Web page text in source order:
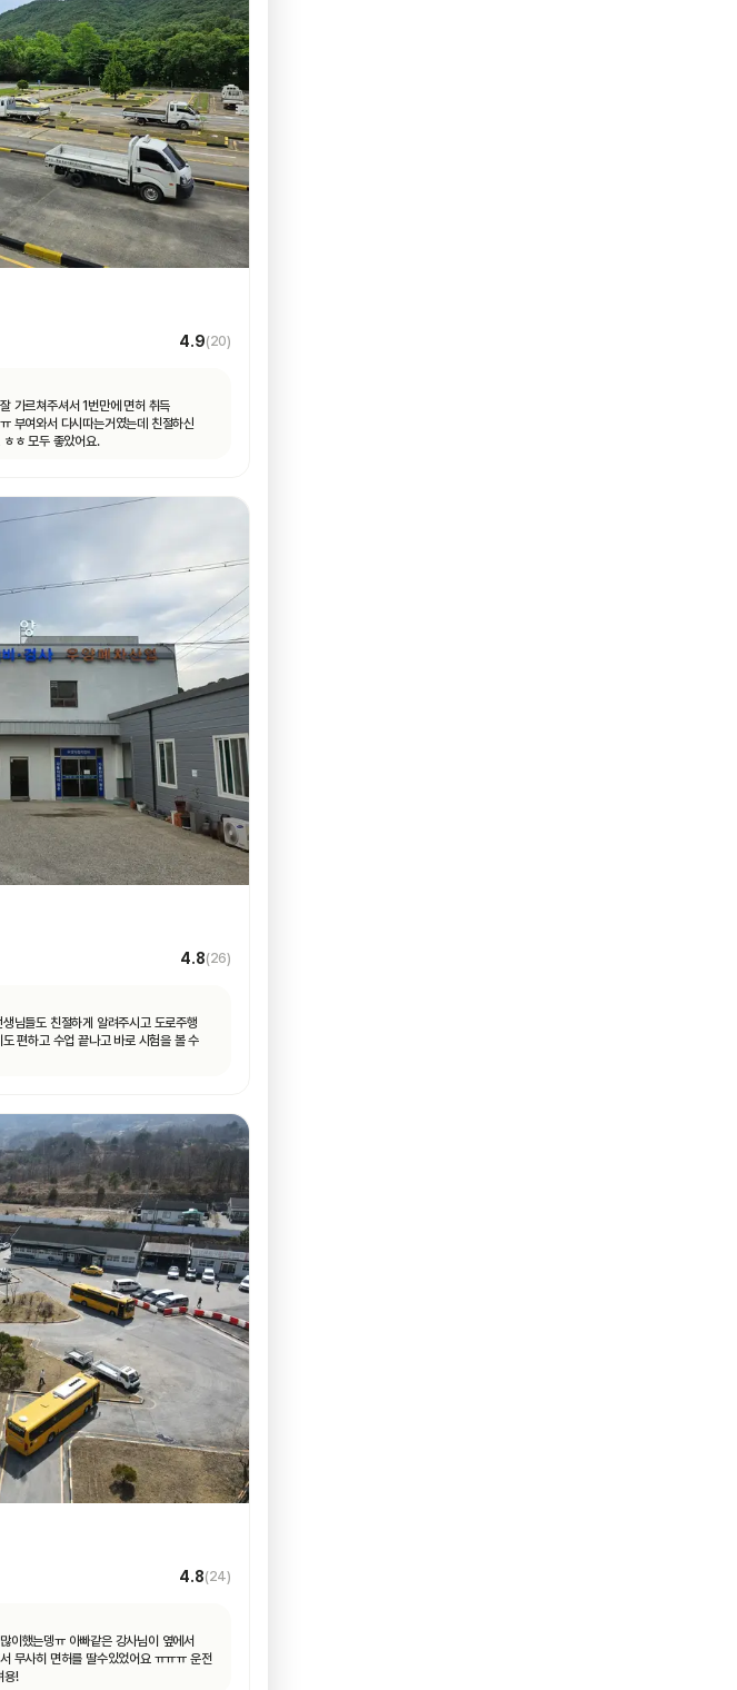
4.9(20)
부여와서 다시따는거였는데 친절하신
ㅎ 모두 좋았어요.
4.8(26)
님들도 친절하게 알려주시고 도로주행
편하고 수업 끝나고 바로 시험을 볼 수
4.8(24)
이했는뎅ㅠ 아빠같은 강사님이 옆에서
무사히 면허를 딸수있었어요 ㅠㅠㅠ 운전
용!